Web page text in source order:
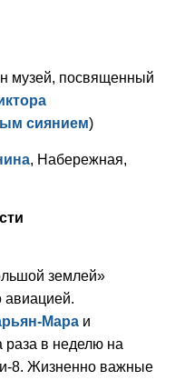
музей, посвященный
сиянием)
, Набережная,
землей»
авиацией.
Мара и
раза в неделю на
8. Жизненно важные